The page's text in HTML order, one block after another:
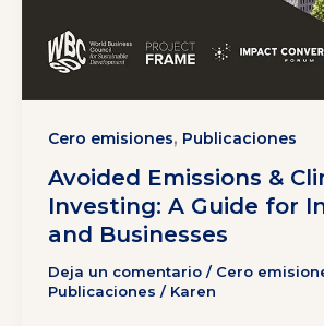
Cero emisiones, Publicaciones
Avoided Emissions &
Investing: A Guide for
and Businesses
Deja un comentario / Cero
Publicaciones / Karen